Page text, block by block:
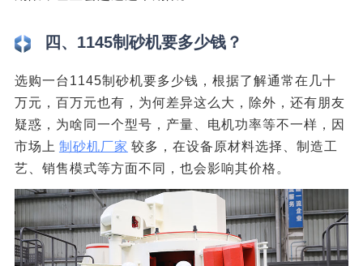
四、1145制砂机要多少钱？
选购一台1145制砂机要多少钱，根据了解通常在几十
万元，百万元也有，为何差异这么大，除外，还有朋友
疑惑，为啥同一个型号，产量、电机功率等不一样，因
市场上 制砂机厂家 较多，在设备原材料选择、制造工
艺、销售模式等方面不同，也会影响其价格。